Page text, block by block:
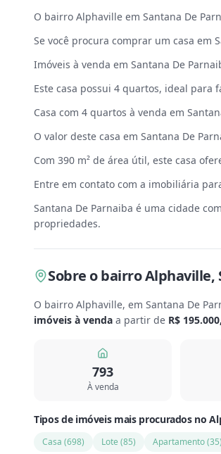
O bairro Alphaville em Santana De
Se você procura comprar um casa em
Imóveis à venda em Santana De
Este casa possui 4 quartos, ideal para
Casa com 4 quartos à venda em
O valor deste casa em Santana De
Com 390 m² de área útil, este casa
Entre em contato com a imobiliária
Santana De Parnaiba é uma cidade
propriedades.
Sobre o bairro Alphaville,
O bairro Alphaville, em Santana De
imóveis à venda a partir de R$
793
À venda
Tipos de imóveis mais procurados no
Casa (698) Lote (85) Apartamento(35)